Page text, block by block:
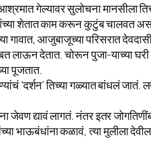
गेल्यावर सुलोचना मानसीला
शेतात काम करून कुटुंब चालवत
आजुबाजूच्या परिसरात
लाऊन देतात. चोरून पुजा-याच्या घरी
पूजतात.
‘दर्शन’ तिच्या गळ्यात बांधलं जातं.
जेवण द्यावं लागतं. नंतर इतर
भाऊबंधांना कळावं, त्या मुलीला